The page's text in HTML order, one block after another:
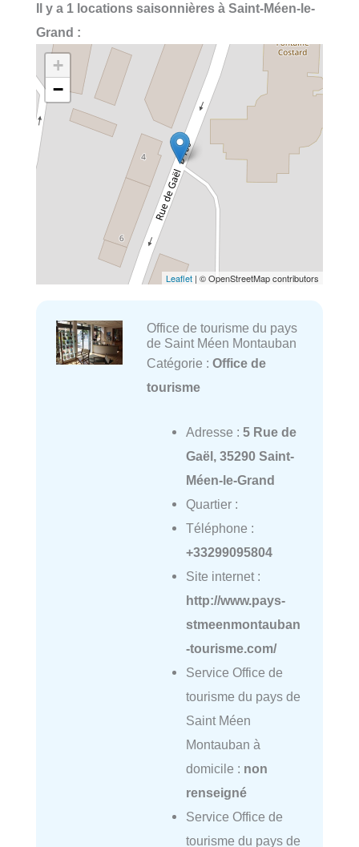
Il y a 1 locations saisonnières à Saint-Méen-le-
Grand :
+
−
Leaflet | © OpenStreetMap contributors
Office de tourisme du pays
de Saint Méen Montauban
Catégorie : Office de
tourisme
Adresse : 5 Rue de
Gaël, 35290 Saint-
Méen-le-Grand
Quartier :
Téléphone :
+33299095804
Site internet :
http://www.pays-
stmeenmontauban
-tourisme.com/
Service Office de
tourisme du pays de
Saint Méen
Montauban à
domicile : non
renseigné
Service Office de
tourisme du pays de